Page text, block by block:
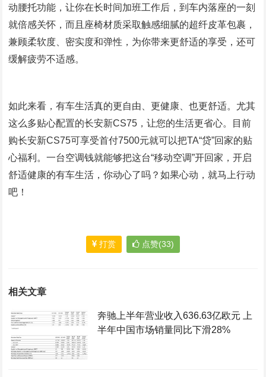
动腰托功能，让你在长时间加班工作后，到车内落座的一刻
就倍感关怀，而且座椅材质采取触感细腻的超纤皮革包裹，
兼顾柔软度、密实度和弹性，为你带来更舒适的享受，还可
缓解疲劳不适感。
如此来看，有车生活真的更自由、更健康、也更舒适。尤其
这么多贴心配置的长安新CS75，让您的生活更省心。目前
购长安新CS75可享受首付7500元就可以把TA“贷”回家的贴
心福利。一台空调钱就能够把这台“移动空调”开回家，开启
舒适健康的有车生活，你动心了吗？如果心动，就马上行动
吧！
打赏 点赞(33)
相关文章
奔驰上半年营业收入636.63亿欧元 上
半年中国市场销量同比下滑28%